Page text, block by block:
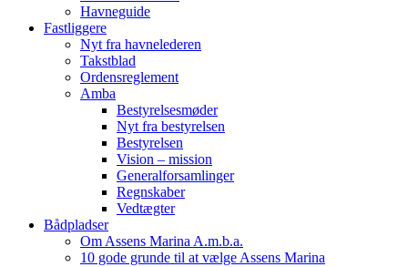
Havneguide
Fastliggere
Nyt fra havnelederen
Takstblad
Ordensreglement
Amba
Bestyrelsesmøder
Nyt fra bestyrelsen
Bestyrelsen
Vision – mission
Generalforsamlinger
Regnskaber
Vedtægter
Bådpladser
Om Assens Marina A.m.b.a.
10 gode grunde til at vælge Assens Marina